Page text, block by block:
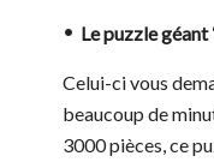
Le puzzle géant
Celui-ci vous
beaucoup de
3000 pièces, ce